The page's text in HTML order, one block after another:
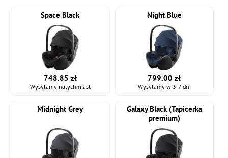
Space Black
748.85 zł
Wysyłamy natychmiast
Night Blue
799.00 zł
Wysyłamy w 3-7 dni
Midnight Grey
Galaxy Black (Tapicerka
premium)